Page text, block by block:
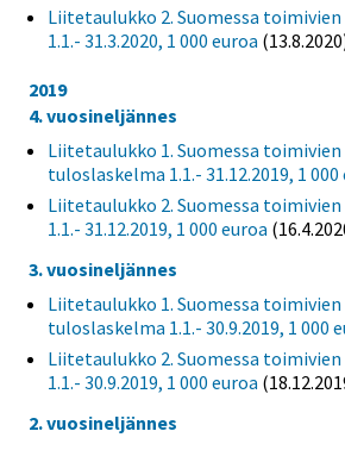
Liitetaulukko 2. Suomessa
1.1.- 31.3.2020, 1 000 euroa
2019
4. vuosineljännes
Liitetaulukko 1. Suomessa
tuloslaskelma 1.1.- 31.12.2019, 1 000
Liitetaulukko 2. Suomessa
1.1.- 31.12.2019, 1 000 euroa
3. vuosineljännes
Liitetaulukko 1. Suomessa
tuloslaskelma 1.1.- 30.9.2019, 1 000
Liitetaulukko 2. Suomessa
1.1.- 30.9.2019, 1 000 euroa
2. vuosineljännes